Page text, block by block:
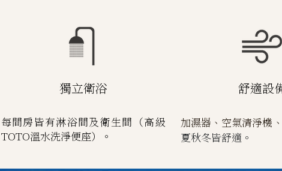
獨立衛浴
每間房皆有淋浴間及衛生間（高級
TOTO溫水洗淨便座）。
舒適設
加濕器、空氣清淨機
夏秋冬皆舒適。